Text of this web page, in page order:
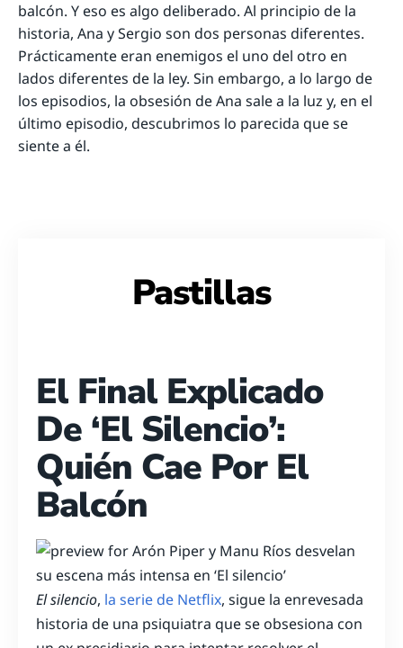
balcón. Y eso es algo deliberado. Al principio de la
historia, Ana y Sergio son dos personas diferentes.
Prácticamente eran enemigos el uno del otro en
lados diferentes de la ley. Sin embargo, a lo largo de
los episodios, la obsesión de Ana sale a la luz y, en el
último episodio, descubrimos lo parecida que se
siente a él.
Pastillas
El Final Explicado
De ‘El Silencio’:
Quién Cae Por El
Balcón
El silencio, la serie de Netflix, sigue la enrevesada
historia de una psiquiatra que se obsesiona con